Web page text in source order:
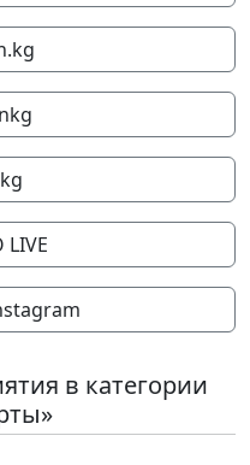
LIVE
в категории